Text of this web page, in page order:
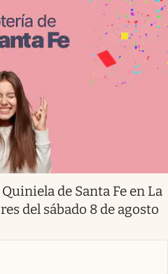
de Santa Fe en La
del sábado 8 de agosto